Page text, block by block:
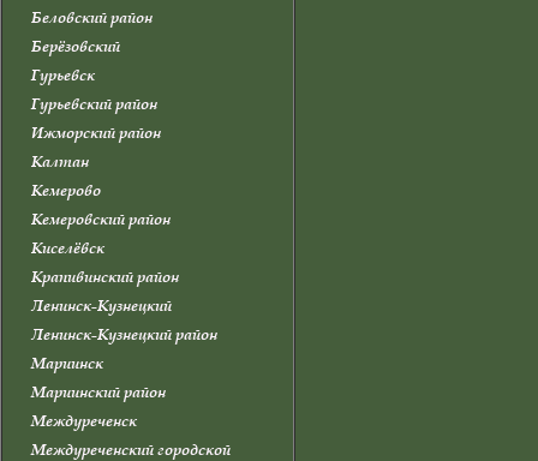
Беловский район
Берёзовский
Гурьевск
Гурьевский район
Ижморский район
Калтан
Кемерово
Кемеровский район
Киселёвск
Крапивинский район
Ленинск-Кузнецкий
Ленинск-Кузнецкий район
Мариинск
Мариинский район
Междуреченск
Междуреченский городской